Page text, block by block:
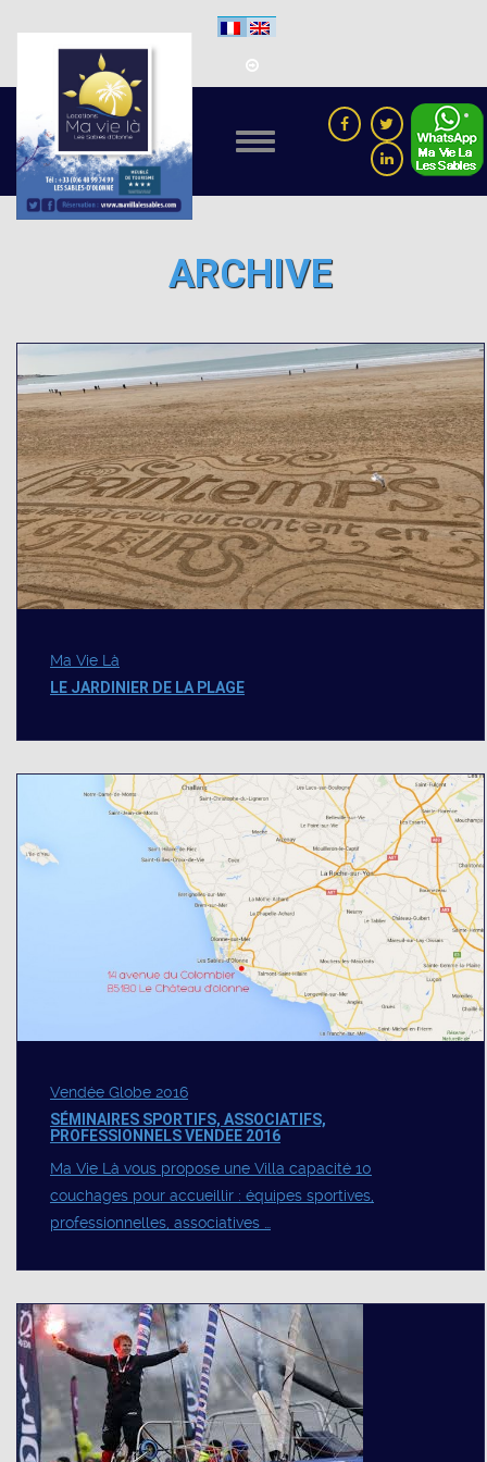
ARCHIVE
Ma Vie Là
LE JARDINIER DE LA PLAGE
Vendée Globe 2016
SÉMINAIRES SPORTIFS, ASSOCIATIFS,
PROFESSIONNELS VENDEE 2016
Ma Vie Là vous propose une Villa capacité 10
couchages pour accueillir : équipes sportives,
professionnelles, associatives …